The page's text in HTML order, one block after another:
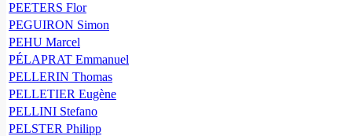
PEETERS Flor
PEGUIRON Simon
PEHU Marcel
PÉLAPRAT Emmanuel
PELLERIN Thomas
PELLETIER Eugène
PELLINI Stefano
PELSTER Philipp